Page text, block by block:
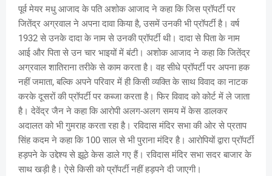
पूर्व मेयर मधु आजाद के पति अशोक आजाद ने कहा कि जिस प्रॉपर्टी पर
जितेंद्र अग्रवाल ने अपना दावा किया है, उसमें उनकी भी प्रॉपर्टी है। वर्ष
1932 से उनके दादा के नाम से उनकी प्रॉपर्टी थी। दादा से पिता के नाम
आई और पिता से उन चार भाइयों में बंटी। अशोक आजाद ने कहा कि जितेंद्र
अग्रवाल शातिराना तरीके से काम करता है। वह सीधे प्रॉपर्टी पर अपना हक
नहीं जमाता, बल्कि अपने परिवार में ही किसी व्यक्ति के साथ विवाद का नाटक
करके दूसरों की प्रॉपर्टी पर कब्जा करता है। फिर विवाद को कोर्ट में ले जाता
है। देवेंद्र जैन ने कहा कि आरोपी अलग-अलग समय में केस डालकर
अदालत को भी गुमराह करता रहा है। रविदास मंदिर सभा की ओर से प्रताप
सिंह कदम ने कहा कि 100 साल से भी पुराना मंदिर है। आरोपियों द्वारा प्रॉपर्टी
हड़पने के उद्देश्य से झूठे केस डाले गए हैं। रविदास मंदिर सभा सदर बाजार के
साथ खड़ी है। ऐसे किसी को प्रॉपर्टी नहीं हड़पने दी जाएगी।